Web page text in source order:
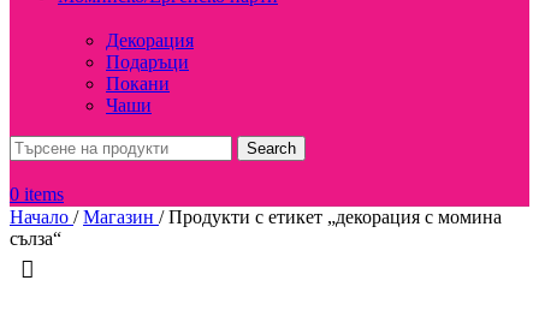
Декорация
Подаръци
Покани
Чаши
Search
0 items
Начало / Магазин / Продукти с етикет „декорация с момина
сълза“